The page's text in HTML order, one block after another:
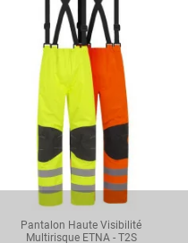
Pantalon Haute Visibilité
Multirisque ETNA - T2S